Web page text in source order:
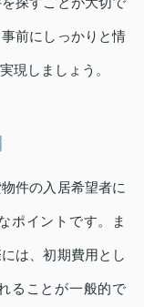
前にしっかりと情
現しましょう。
件の入居希望者に
ポイントです。ま
は、初期費用とし
ることが一般的で